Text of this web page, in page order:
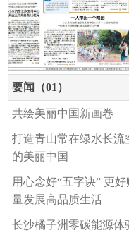
要闻（01）
共绘美丽中国新画卷
打造青山常在绿水长流
的美丽中国
用心念好“五字诀” 更
量发展高品质生活
长沙橘子洲零碳能源体